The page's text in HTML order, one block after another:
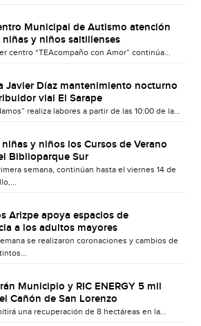
Municipal de Autismo atención
niñas y niños saltillenses
centro “TEAcompaño con Amor” continúa...
Javier Díaz mantenimiento nocturno
vial El Sarape
realiza labores a partir de las 10:00 de la...
y niños los Cursos de Verano
Biblioparque Sur
semana, continúan hasta el viernes 14 de
Arizpe apoya espacios de
a los adultos mayores
se realizaron coronaciones y cambios de
Municipio y RIC ENERGY 5 mil
Cañón de San Lorenzo
una recuperación de 8 hectáreas en la...